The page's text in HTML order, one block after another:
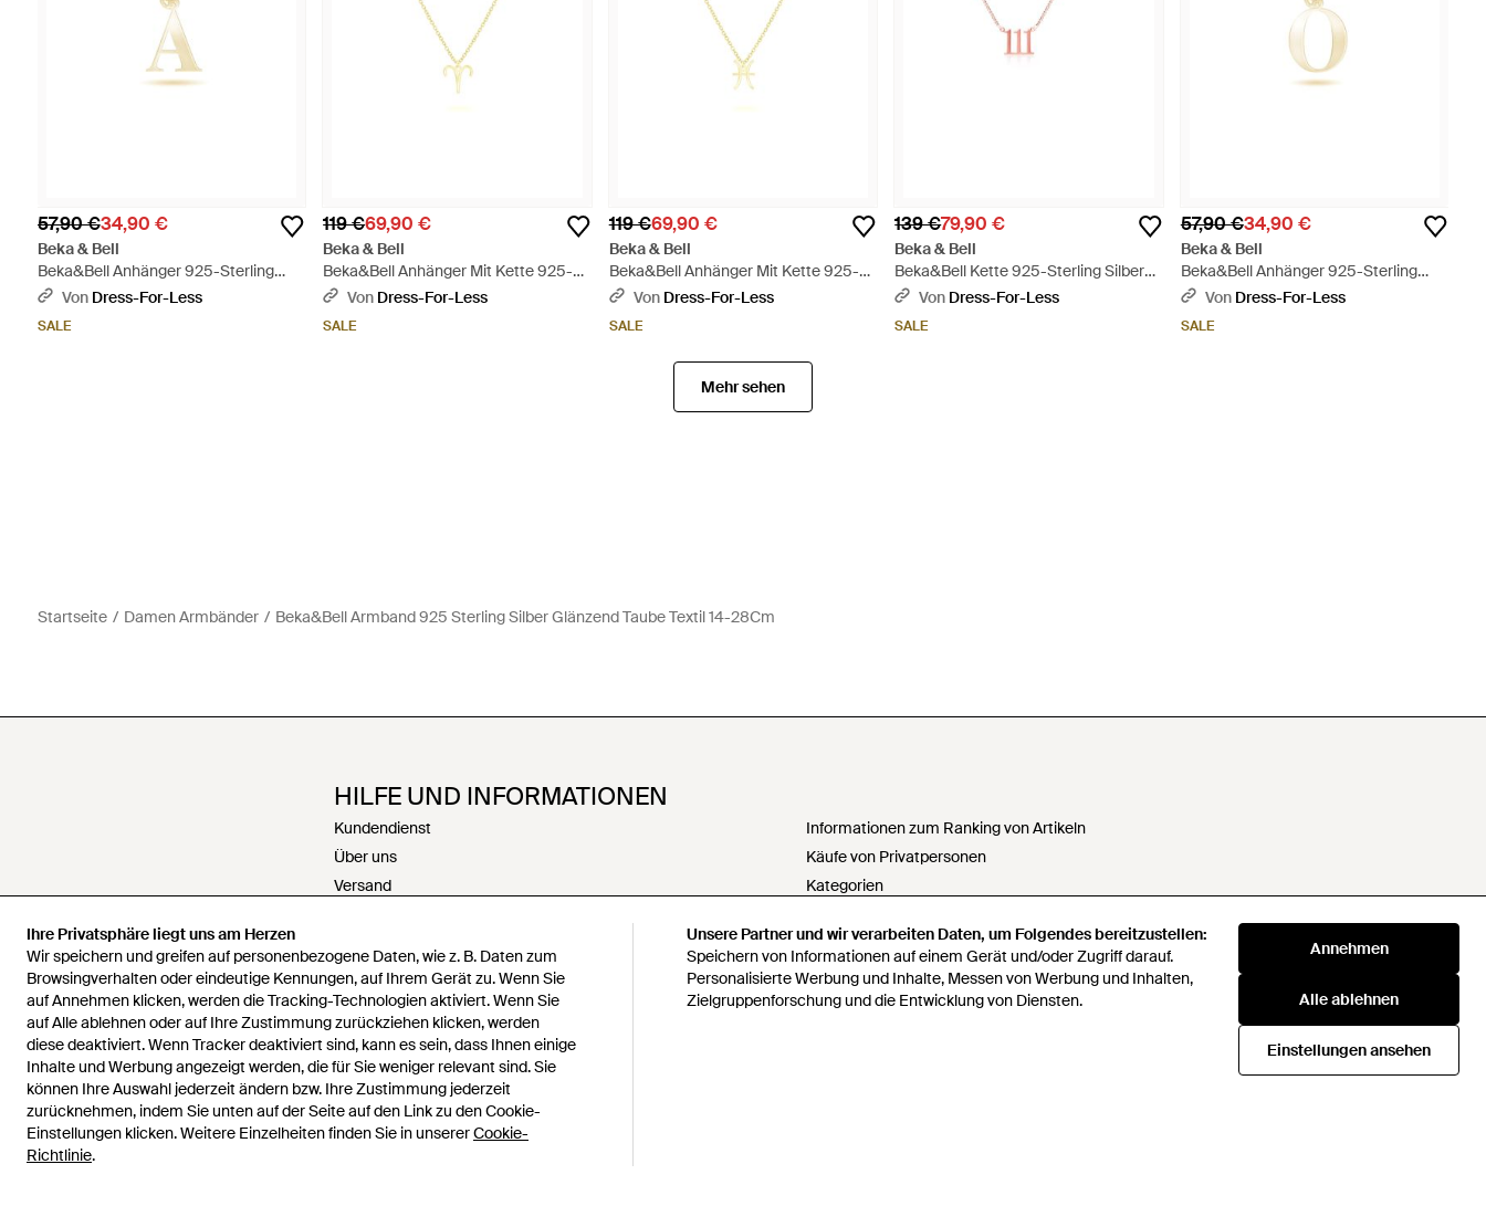
Ihre Privatsphäre liegt uns am Herzen
Wir speichern und greifen auf personenbezogene Daten, wie z. B. Daten zum
Browsingverhalten oder eindeutige Kennungen, auf Ihrem Gerät zu. Wenn Sie
auf Annehmen klicken, werden die Tracking-Technologien aktiviert. Wenn Sie
auf Alle ablehnen oder auf Ihre Zustimmung zurückziehen klicken, werden
diese deaktiviert. Wenn Tracker deaktiviert sind, kann es sein, dass Ihnen einige
Inhalte und Werbung angezeigt werden, die für Sie weniger relevant sind. Sie
können Ihre Auswahl jederzeit ändern bzw. Ihre Zustimmung jederzeit
zurücknehmen, indem Sie unten auf der Seite auf den Link zu den Cookie-
Einstellungen klicken. Weitere Einzelheiten finden Sie in unsererCookie-
Richtlinie.
Unsere Partner und wir verarbeiten Daten, um Folgendes bereitzustellen:
Speichern von Informationen auf einem Gerät und/oder Zugriff darauf.
Personalisierte Werbung und Inhalte, Messen von Werbung und Inhalten,
Zielgruppenforschung und die Entwicklung von Diensten.
Annehmen
Alle ablehnen
Einstellungen ansehen
57,90 €34,90 €
Beka & Bell
Beka&Bell Anhänger 925-Sterling
Silber Glänzend - Weiß
Von Dress-For-Less
SALE
119 €69,90 €
Beka & Bell
Beka&Bell Anhänger Mit Kette 925-
Sterling Silber Vergoldet Glänzend
Von Dress-For-Less
SALE
119 €69,90 €
Beka & Bell
Beka&Bell Anhänger Mit Kette 925-
Sterling Silber Vergoldet Glänzend
Von Dress-For-Less
SALE
139 €79,90 €
Beka & Bell
Beka&Bell Kette 925-Sterling Silber
Rotvergoldet Glänzend 45,0Cm -
Von Dress-For-Less
SALE
57,90 €34,90 €
Beka & Bell
Beka&Bell Anhänger 925-Sterling
Silber Glänzend - Weiß
Von Dress-For-Less
SALE
Mehr sehen
Startseite Damen Armbänder Beka&Bell Armband 925 Sterling Silber Glänzend Taube Textil 14-28Cm
HILFE UND INFORMATIONEN
Kundendienst
Über uns
Versand
Rückerstattungen
Karriere
Kontakt
Allgemeine Geschäftsbedingungen
Datenschutz & Cookies
Geistiges Eigentum
Informationen zum Ranking von Artikeln
Käufe von Privatpersonen
Kategorien
Meine personenbezogenen Daten nicht verkaufen oder
weitergeben
Erklärung zur modernen Sklaverei